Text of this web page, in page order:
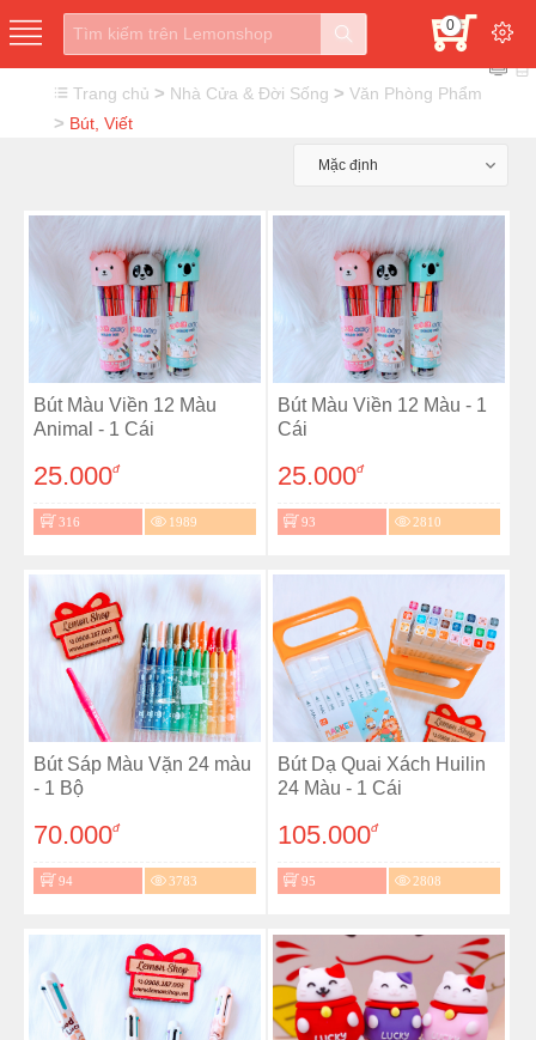
0
Trang chủ > Nhà Cửa & Đời Sống > Văn Phòng Phẩm
> Bút, Viết
Mặc định
Bút Màu Viền 12 Màu
Animal - 1 Cái
25.000đ
316 1989
Bút Màu Viền 12 Màu - 1
Cái
25.000đ
93 2810
Bút Sáp Màu Vặn 24 màu
- 1 Bộ
70.000đ
94 3783
Bút Dạ Quai Xách Huilin
24 Màu - 1 Cái
105.000đ
95 2808